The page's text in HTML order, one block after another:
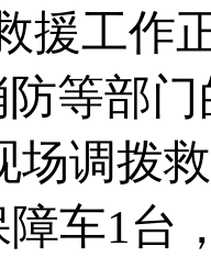
援工作
部门
调拨
车1台